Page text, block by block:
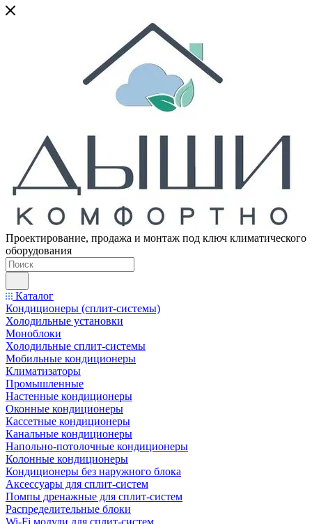
Проектирование, продажа и монтаж под ключ климатического
оборудования
Каталог
Кондиционеры (сплит-системы)
Холодильные установки
Моноблоки
Холодильные сплит-системы
Мобильные кондиционеры
Климатизаторы
Промышленные
Настенные кондиционеры
Оконные кондиционеры
Кассетные кондиционеры
Канальные кондиционеры
Напольно-потолочные кондиционеры
Колонные кондиционеры
Кондиционеры без наружного блока
Аксессуары для сплит-систем
Помпы дренажные для сплит-систем
Распределительные блоки
Wi-Fi модули для сплит-систем